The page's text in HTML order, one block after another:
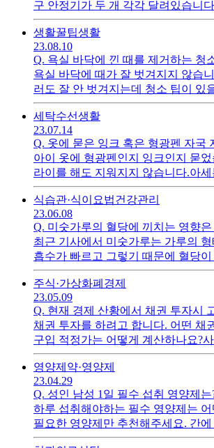
구 안정기가 두 개 각각 달려있습니
안정기를 달고 36W 형광등을 사용
않을까요? 호환이 되나요?
생활꿀팁생활
23.08.10
Q. 욕실 바닥에 낀 때를 제거하는 청
욕실 바닥에 때가 잘 벗겨지지 않습
러도 잘 안 벗겨지는데 청소 팁이 있
거 후에 때가 덜 끼게 하는 방법도 알
세탁수선생활
23.07.14
Q. 옷에 묻은 잉크 혹은 형광펜 자국
아이 옷에 형광펜인지 잉크인지 묻
라이를 해도 지워지지 않습니다.아
다고 해서 해봤는데 안되더군요.다
식습관·식이요법건강관리
23.06.08
Q. 미숫가루의 혈당에 끼치는 영향
최근 기사에서 미숫가루는 가루의
흡수가 빠르고 그렇기 때문에 혈당
내용을 봤습니다. 그렇다면 혈당 조
지가 있나요?설탕이 포함된 미숫가루
가루가 있는데 당성분의 존재 유무와
내 흡수로 건강해 이로움을 줄 수 없
지키려면 먹지 않는게 좋을까요?
주식·가상화폐 경제
23.05.09
Q. 현재 경제 산황에서 채권 투자시
채권 투자를 하려고 합니다. 어떤 채
구입 적정가는 어떻게 계산하나요?
주신다면 더욱 쉽게 이해할 수 있을
본적이 없어서요.
영양제 약·영양제
23.04.29
Q. 성인 남성 1일 필수 섭취 영양제는
하루 섭취해야하는 필수 영양제는
필요한 영양제만 추천해주세요. 간
혹은 간에 무리를 주는 것을 막아주